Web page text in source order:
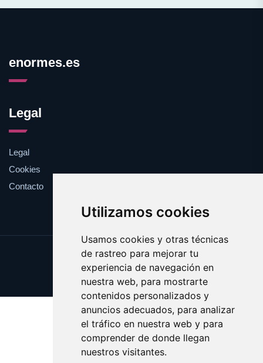
Utilizamos cookies
Usamos cookies y otras técnicas
de rastreo para mejorar tu
experiencia de navegación en
nuestra web, para mostrarte
contenidos personalizados y
anuncios adecuados, para analizar
el tráfico en nuestra web y para
comprender de donde llegan
nuestros visitantes.
enormes.es
Legal
Legal
Cookies
Contacto
Update cookies preferences
Copyright © 2025 enormes.es